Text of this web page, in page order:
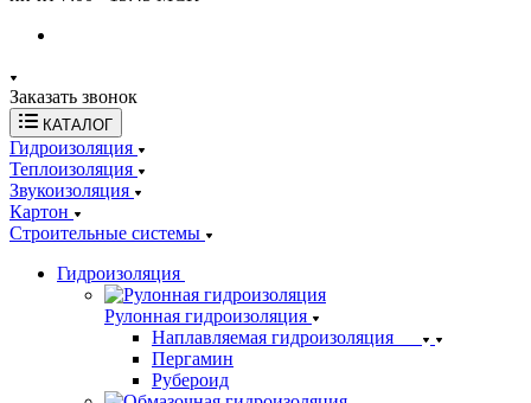
Заказать звонок
КАТАЛОГ
Гидроизоляция
Теплоизоляция
Звукоизоляция
Картон
Строительные системы
Гидроизоляция
Рулонная гидроизоляция
Наплавляемая гидроизоляция
Пергамин
Рубероид